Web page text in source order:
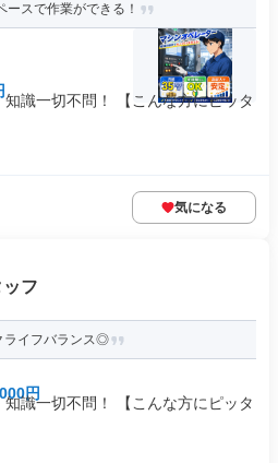
スで作業ができる！
識一切不問！ 【こんな方にピッタ
気になる
フ
ライフバランス◎
円
識一切不問！ 【こんな方にピッタ